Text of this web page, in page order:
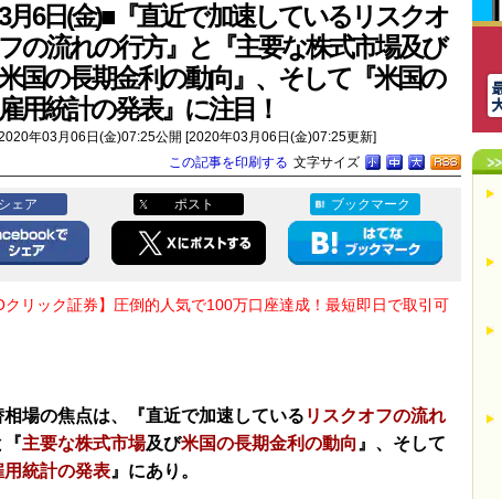
月6日(金)■『直近で加速しているリスクオ
フの流れの行方』と『主要な株式市場及び
国の長期金利の動向』、そして『米国の
雇用統計の発表』に注目！
年03月06日(金)07:25公開 [2020年03月06日(金)07:25更新]
文字サイズ
この記事を印刷する
シェア ポスト ブックマーク
クリック証券】圧倒的人気で100万口座達成！最短即日で取引可
場の焦点は、『直近で加速している リスクオフの流れ
『主要な株式市場及び米国の長期金利の動向 』、そして
用統計の発表 』にあり。